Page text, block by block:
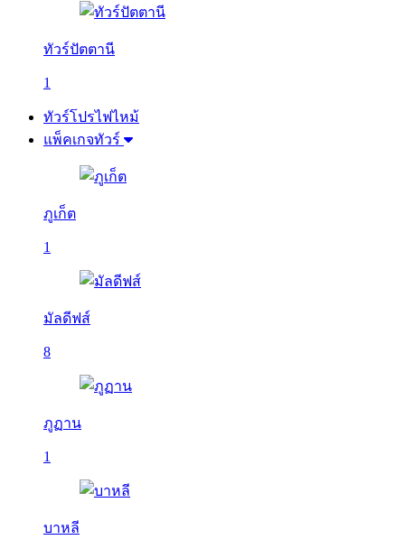
ทัวร์ปัตตานี
1
ทัวร์โปรไฟไหม้
แพ็คเกจทัวร์
ภูเก็ต
1
มัลดีฟส์
8
ภูฏาน
1
บาหลี